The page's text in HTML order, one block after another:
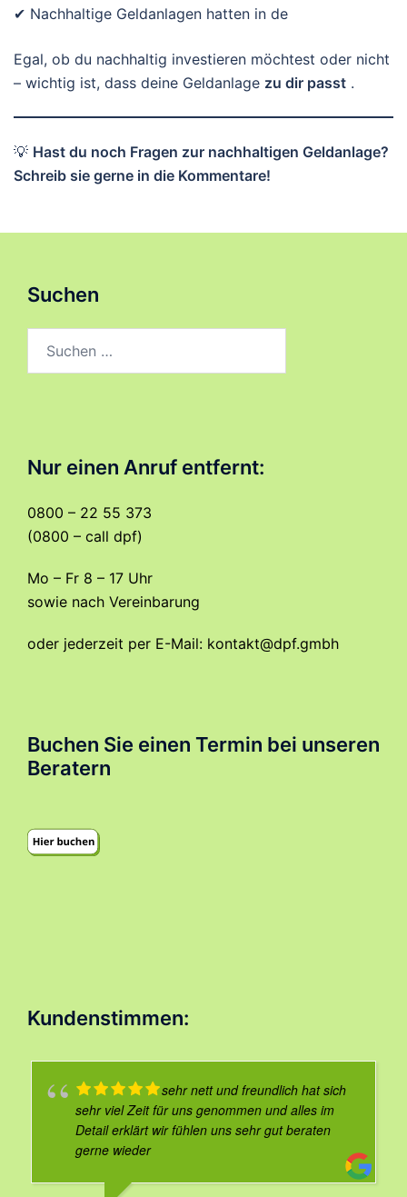
✔ Nachhaltige Geldanlagen hatten in de
Egal, ob du nachhaltig investieren möchtest oder nicht
– wichtig ist, dass deine Geldanlage zu dir passt .
💡 Hast du noch Fragen zur nachhaltigen Geldanlage?
Schreib sie gerne in die Kommentare!
Suchen
nach:
Nur einen Anruf entfernt:
0800 – 22 55 373
(0800 – call dpf)
Mo – Fr 8 – 17 Uhr
sowie nach Vereinbarung
oder jederzeit per E-Mail: kontakt@dpf.gmbh
Buchen Sie einen Termin bei unseren
Beratern
Kundenstimmen:
sehr nett und freundlich hat sich
sehr viel Zeit für uns genommen und alles im
Detail erklärt wir fühlen uns sehr gut beraten
gerne wieder